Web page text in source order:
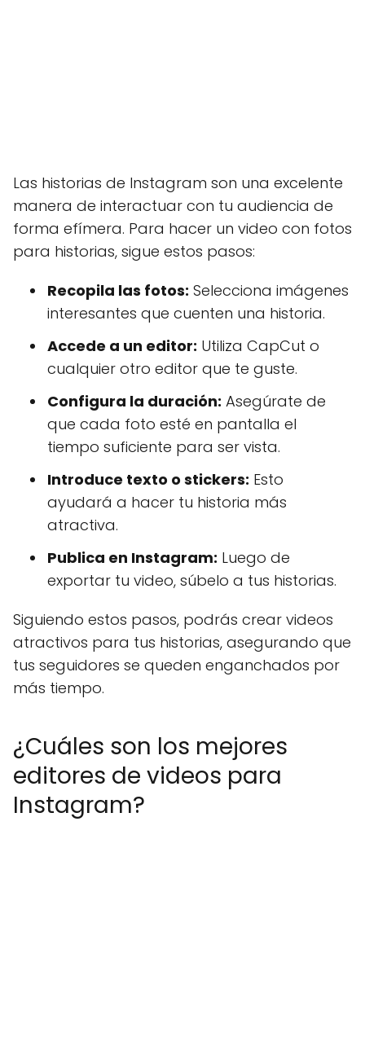
Las historias de Instagram son una excelente
manera de interactuar con tu audiencia de
forma efímera. Para hacer un video con fotos
para historias, sigue estos pasos:
Recopila las fotos: Selecciona imágenes
interesantes que cuenten una historia.
Accede a un editor: Utiliza CapCut o
cualquier otro editor que te guste.
Configura la duración: Asegúrate de
que cada foto esté en pantalla el
tiempo suficiente para ser vista.
Introduce texto o stickers: Esto
ayudará a hacer tu historia más
atractiva.
Publica en Instagram: Luego de
exportar tu video, súbelo a tus historias.
Siguiendo estos pasos, podrás crear videos
atractivos para tus historias, asegurando que
tus seguidores se queden enganchados por
más tiempo.
¿Cuáles son los mejores
editores de videos para
Instagram?